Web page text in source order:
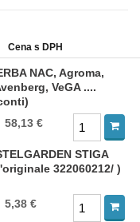
Cena s DPH
NAC, Agroma,
VeGA ....
58,13 €
STIGA
322060212/ )
5,38 €